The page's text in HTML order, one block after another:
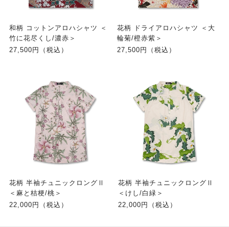
和柄 コットンアロハシャツ ＜
竹に花尽くし/濃赤＞
27,500円（税込）
花柄 ドライアロハシャツ ＜大
輪菊/橙赤紫＞
27,500円（税込）
花柄 半袖チュニックロングⅡ
＜麻と桔梗/桃＞
22,000円（税込）
花柄 半袖チュニックロングⅡ
＜けし/白緑＞
22,000円（税込）